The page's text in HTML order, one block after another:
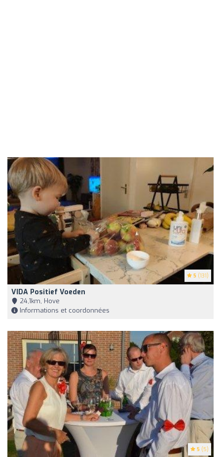
5 (131)
VIDA Positief Voeden
24,1km, Hove
Informations et coordonnées
5 (5)